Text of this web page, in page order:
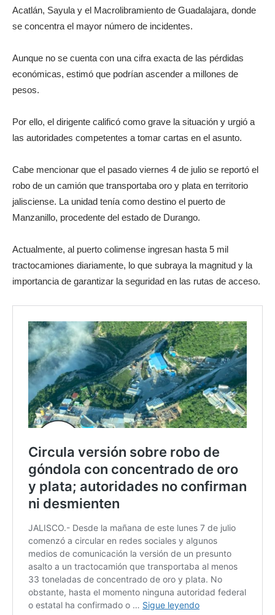
Acatlán, Sayula y el Macrolibramiento de Guadalajara, donde
se concentra el mayor número de incidentes.
Aunque no se cuenta con una cifra exacta de las pérdidas
económicas, estimó que podrían ascender a millones de
pesos.
Por ello, el dirigente calificó como grave la situación y urgió a
las autoridades competentes a tomar cartas en el asunto.
Cabe mencionar que el pasado viernes 4 de julio se reportó el
robo de un camión que transportaba oro y plata en territorio
jalisciense. La unidad tenía como destino el puerto de
Manzanillo, procedente del estado de Durango.
Actualmente, al puerto colimense ingresan hasta 5 mil
tractocamiones diariamente, lo que subraya la magnitud y la
importancia de garantizar la seguridad en las rutas de acceso.